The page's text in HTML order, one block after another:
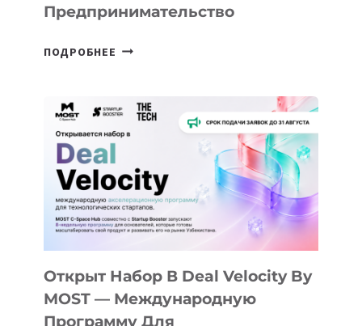
Предпринимательство
ПОДРОБНЕЕ ОТ
АЛМАТЫ:
КАК
AI
YOUTH
CAMP
ДАЛ
30
ПОДРОСТКАМ
БИЛЕТ
В
Открыт Набор В Deal Velocity By
MOST — Международную
Программу Для